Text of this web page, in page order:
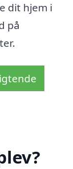
dit hjem i
på